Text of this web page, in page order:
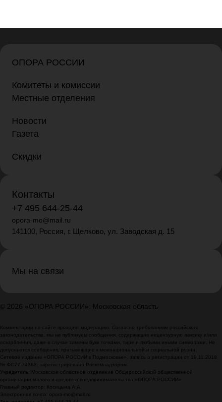
ОПОРА РОССИИ
Комитеты и комиссии
Местные отделения
Новости
Газета
Скидки
Контакты
+7 495 644-25-44
opora-mo@mail.ru
141100, Россия, г. Щелково, ул. Заводская д. 15
Мы на связи
© 2026 «ОПОРА РОССИИ»: Московская область
Комментарии на сайте проходят модерацию. Согласно требованиям российского
законодательства, мы не публикуем сообщения, содержащие нецензурную лексику и/или
оскорбления, даже в случае замены букв точками, тире и любыми иными символами. Не
допускаются сообщения, призывающие к межнациональной и социальной розни.
Сетевое издание «ОПОРА РОССИИ в Подмосковье», запись о регистрации от 19.11.2018
№ ФС77-74363, зарегистрировано Роскомнадзором.
Учредитель: Московское областное отделение Общероссийской общественной
организации малого и среднего предпринимательства «ОПОРА РОССИИ»
Главный редактор: Косицына А.А.
Электронная почта: opora-mo@mail.ru